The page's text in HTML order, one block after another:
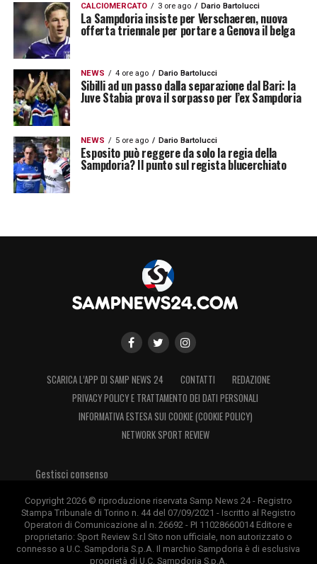
CALCIOMERCATO 3 ore ago Dario Bartolucci
La Sampdoria insiste per Verschaeren, nuova
offerta triennale per portare a Genova il belga
NEWS 4 ore ago Dario Bartolucci
Sibilli ad un passo dalla separazione dal Bari: la
Juve Stabia prova il sorpasso per l’ex Sampdoria
NEWS 5 ore ago Dario Bartolucci
Esposito può reggere da solo la regia della
Sampdoria? Il punto sul regista blucerchiato
SCARICA L’APP DI SAMP NEWS 24 CONTATTI
REDAZIONE
PRIVACY POLICY E TRATTAMENTO DEI DATI PERSONALI
INFORMATIVA ESTESA SUI COOKIE (COOKIE POLICY)
NETWORK SPORT REVIEW
Gestisci consenso
Copyright 2026 © riproduzione riservata Samp News 24 - Registro
Stampa Tribunale di Torino n. 44 del 07/09/2021 - Iscritto al Registro
Operatori di Comunicazione al n. 26692 - PI 11028660014 Editore e
proprietario: Sport Review S.r.l Sito non ufficiale, non autorizzato o
connesso a U.C. Sampdoria S.p.A. Il marchio Sampdoria è di esclusiva
proprietà di U.C. Sampdoria S.p.A.